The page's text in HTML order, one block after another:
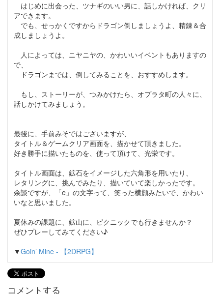
はじめに出会った、ツナギのいい男に、話しかければ、クリ
アできます。
でも、せっかくですからドラゴン倒しましょうよ、精錬＆合
成しましょうよ。
人によっては、ニヤニヤの、かわいいイベントもありますの
で、
ドラゴンまでは、倒してみることを、おすすめします。
もし、ストーリーが、つみかけたら、オプラタ町の人々に、
話しかけてみましょう。
最後に、手前みそではございますが、
タイトル＆ゲームクリア画面を、描かせて頂きました。
好き勝手に描いたものを、使って頂けて、光栄です。
タイトル画面は、鉱石をイメージした六角形を用いたり、
レタリングに、挑んでみたり、描いていて楽しかったです。
余談ですが、「e」の文字って、笑った横顔みたいで、かわい
いなと思いました。
夏休みの課題に、鉱山に、ピクニックでも行きませんか？
ぜひプレーしてみてください♪
▼Goin’ Mine - 【2DRPG】
コメントする